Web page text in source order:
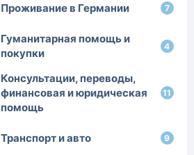
Проживание в Германии 7
Гуманитарная помощь и
покупки
4
Консультации, переводы,
финансовая и юридическая
помощь
11
Транспорт и авто 9